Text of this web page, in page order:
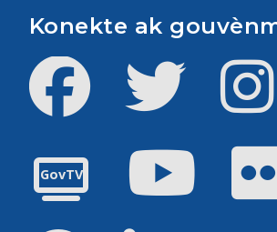
Konekte ak
Facebook Twitter
GovTV
Youtube